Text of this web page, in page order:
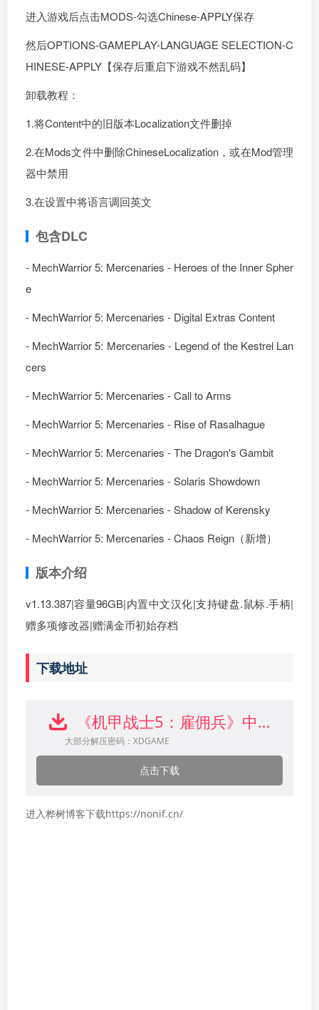
进入游戏后点击MODS-勾选Chinese-APPLY保存
然后OPTIONS-GAMEPLAY-LANGUAGE SELECTION-C
HINESE-APPLY【保存后重启下游戏不然乱码】
卸载教程：
1.将Content中的旧版本Localization文件删掉
2.在Mods文件中删除ChineseLocalization，或在Mod管理
器中禁用
3.在设置中将语言调回英文
包含DLC
- MechWarrior 5: Mercenaries - Heroes of the Inner Spher
e
- MechWarrior 5: Mercenaries - Digital Extras Content
- MechWarrior 5: Mercenaries - Legend of the Kestrel Lan
cers
- MechWarrior 5: Mercenaries - Call to Arms
- MechWarrior 5: Mercenaries - Rise of Rasalhague
- MechWarrior 5: Mercenaries - The Dragon's Gambit
- MechWarrior 5: Mercenaries - Solaris Showdown
- MechWarrior 5: Mercenaries - Shadow of Kerensky
- MechWarrior 5: Mercenaries - Chaos Reign（新增）
版本介绍
v1.13.387|容量96GB|内置中文汉化|支持键盘.鼠标.手柄|
赠多项修改器|赠满金币初始存档
下载地址
《机甲战士5：雇佣兵》中文版下载
大部分解压密码：XDGAME
点击下载
进入桦树博客下载https://nonif.cn/